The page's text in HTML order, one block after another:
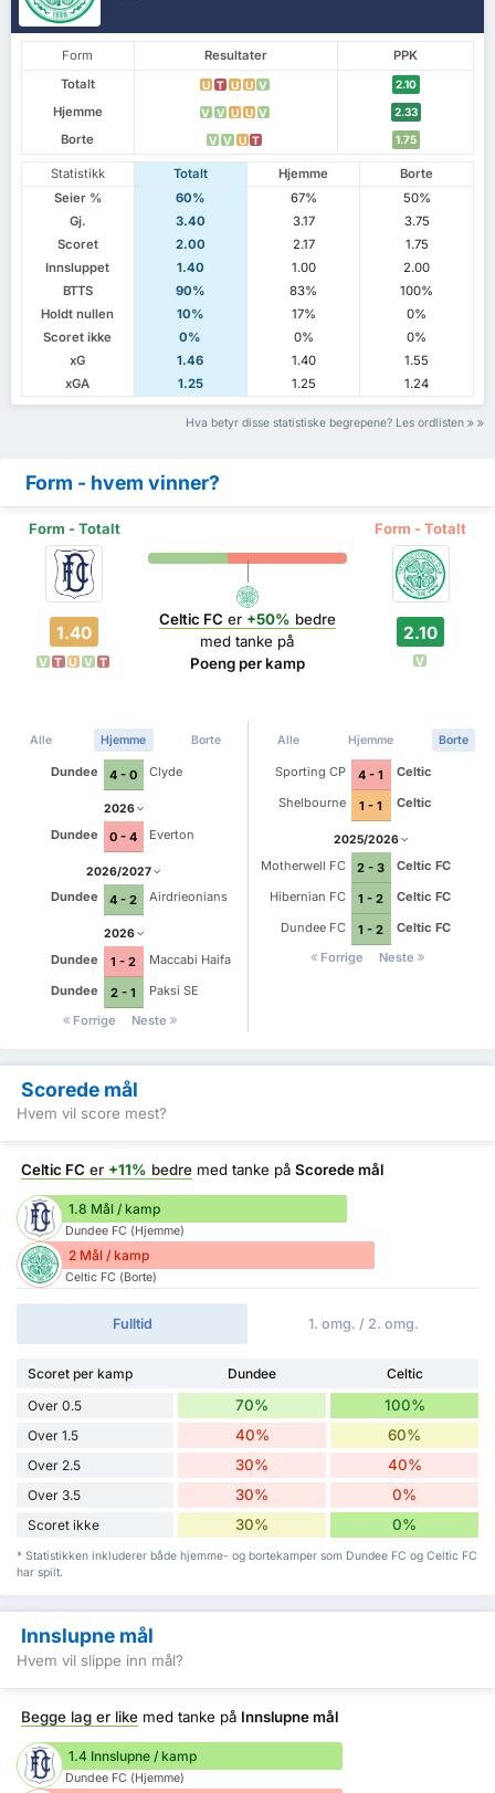
Form Resultater
PPK
Totalt
U T U U V 2.10
Hjemme V V U U V 2.33
Borte V V U T 1.75
Statistikk Totalt Hjemme
Borte
Seier %
60% 67%
50%
Gj.
3.40 3.17
3.75
Scoret
2.00 2.17
1.75
Innsluppet
1.40 1.00
2.00
BTTS
90% 83%
100%
Holdt nullen
10% 17%
0%
Scoret ikke
0% 0%
0%
xG
1.46 1.40
1.55
xGA
1.25 1.25 1.24
Hva betyr disse statistiske begrepene? Les ordlisten
Form - hvem vinner?
Form - Totalt Form - Totalt
1.40
V T U V T
Celtic FC er +50% bedre
med tanke på
Poeng per kamp
2.10
V
Alle Hjemme Borte
Dundee 4 - 0 Clyde
2026
Dundee 0 - 4 Everton
2026/2027
Dundee 4 - 2 Airdrieonians
2026
Dundee 1 - 2
Maccabi Haifa
Dundee
2 - 1
Paksi SE
Forrige
Neste
Alle Hjemme Borte
Sporting CP 4 - 1
Celtic
Shelbourne
1 - 1 Celtic
2025/2026
Motherwell FC 2 - 3
Celtic FC
Hibernian FC
1 - 2
Celtic FC
Dundee FC
1 - 2
Celtic FC
Forrige
Neste
Scorede mål
Hvem vil score mest?
Celtic FC er +11% bedre med tanke på Scorede mål
1.8 Mål / kamp
Dundee FC (Hjemme)
2 Mål / kamp
Celtic FC (Borte)
Fulltid 1. omg. / 2. omg.
Scoret per kamp Dundee
Celtic
Over 0.5
70% 100%
Over 1.5 40% 60%
Over 2.5 30% 40%
Over 3.5 30% 0%
Scoret ikke 30% 0%
* Statistikken inkluderer både hjemme- og bortekamper som Dundee FC og Celtic FC
har spilt.
Innslupne mål
Hvem vil slippe inn mål?
Begge lag er like med tanke på Innslupne mål
1.4 Innslupne / kamp
Dundee FC (Hjemme)